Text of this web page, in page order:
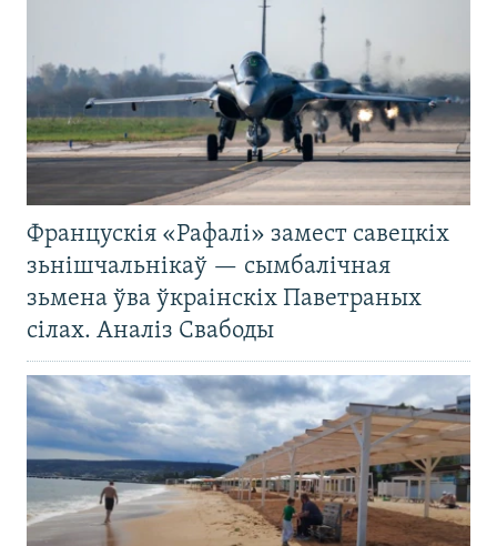
Францускія «Рафалі» замест савецкіх
зьнішчальнікаў — сымбалічная
зьмена ўва ўкраінскіх Паветраных
сілах. Аналіз Свабоды